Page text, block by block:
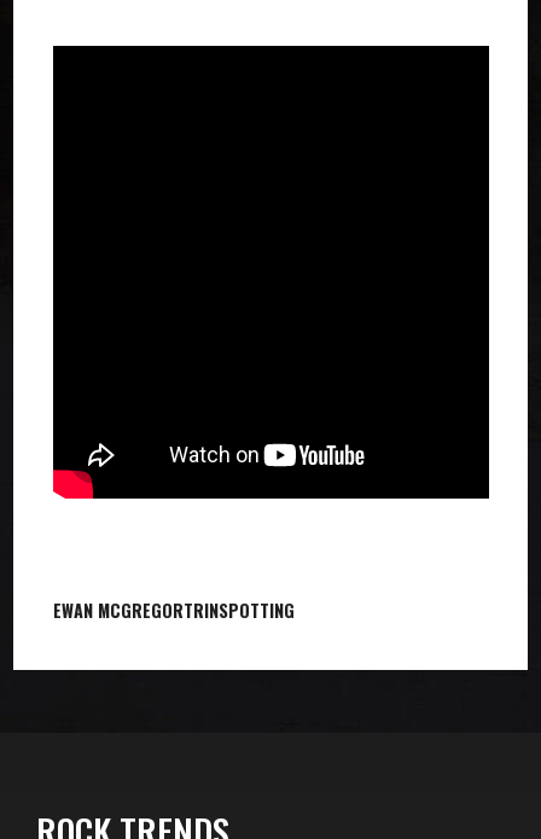
EWAN MCGREGORTRINSPOTTING